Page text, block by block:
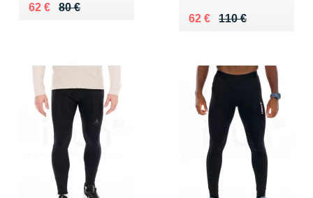
80 €
Au lieu de 80 €
62 €
Vendu 62 €
110 €
Au lieu de 110 €
62 €
Vendu 62 €